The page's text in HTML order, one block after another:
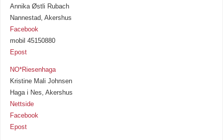
Annika Østli Rubach
Nannestad, Akershus
Facebook
mobil 45150880
Epost
NO*Riesenhaga
Kristine Mali Johnsen
Haga i Nes, Akershus
Nettside
Facebook
Epost